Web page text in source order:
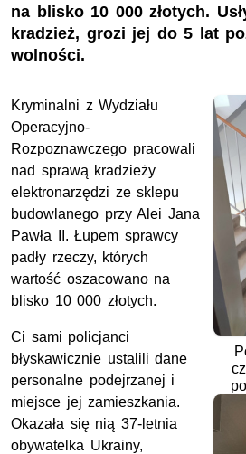
na blisko 10 000 złotych.
kradzież, grozi jej do 5 lat
wolności.
Kryminalni z Wydziału
Operacyjno-
Rozpoznawczego pracowali
nad sprawą kradzieży
elektronarzędzi ze sklepu
budowlanego przy Alei Jana
Pawła II. Łupem sprawcy
padły rzeczy, których
wartość oszacowano na
blisko 10 000 złotych.
Ci sami policjanci
błyskawicznie ustalili dane
personalne podejrzanej i
miejsce jej zamieszkania.
Okazała się nią 37-letnia
obywatelka Ukrainy,